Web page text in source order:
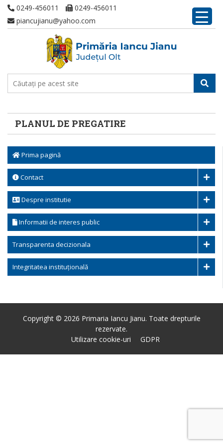
0249-456011
0249-456011
piancujianu@yahoo.com
PLANUL DE PREGATIRE
Prima pagină
Contact
Despre institutie
Informatii de interes public
Transparenta decizionala
Integritatea instituțională
Copyright © 2026 Primaria Iancu Jianu. Toate drepturile
rezervate.
Utilizare cookie-uri
GDPR